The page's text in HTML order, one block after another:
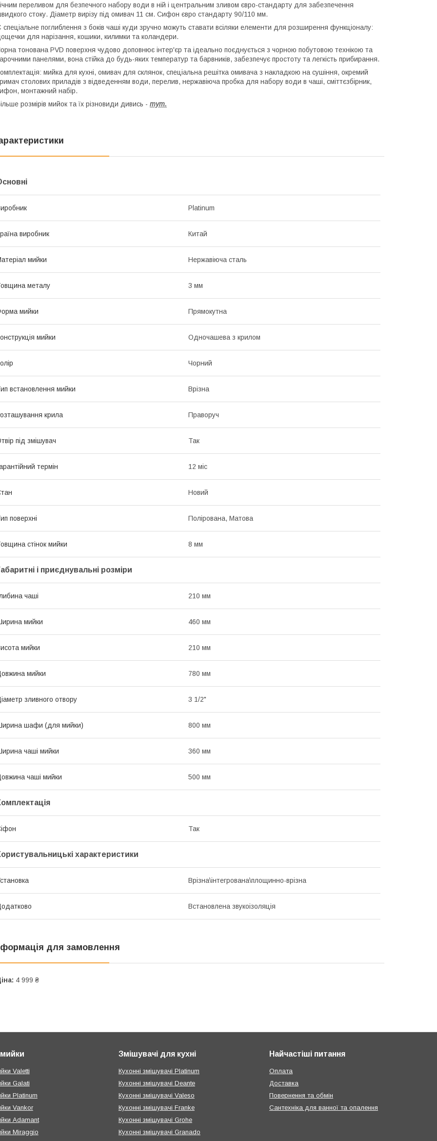
переливом для безпечного набору води в ній і центральним зливом євро-стандарту для забезпечення
стоку. Діаметр вирізу під омивач 11 см. Сифон євро стандарту 90/110 мм.
спеціальне поглиблення з боків чаші куди зручно можуть ставати всіляки елементи для розширення функціоналу:
для нарізання, кошики, килимки та коландери.
тонована PVD поверхня чудово доповнює інтер'єр та ідеально поєднується з чорною побутовою технікою та
панелями, вона стійка до будь-яких температур та барвників, забезпечує простоту та легкість прибирання.
мийка для кухні, омивач для склянок, спеціальна решітка омивача з накладкою на сушіння, окремий
столових приладів з відведенням води, перелив, нержавіюча пробка для набору води в чаші, сміттєзбірник,
монтажний набір.
розмірів мийок та їх різновиди дивись - тут.
Platinum
виробник Китай
мийки Нержавіюча сталь
металу 3 мм
мийки Прямокутна
мийки Одночашева з крилом
Чорний
встановлення мийки Врізна
крила Праворуч
під змішувач Так
термін 12 міс
Новий
поверхні Полірована, Матова
стінок мийки 8 мм
і приєднувальні розміри
чаші 210 мм
мийки 460 мм
мийки 210 мм
мийки 780 мм
зливного отвору 3 1/2"
шафи (для мийки) 800 мм
чаші мийки 360 мм
чаші мийки 500 мм
Так
характеристики
Врізна\інтегрована\площинно-врізна
Встановлена звукоізоляція
для замовлення
4 999 ₴
мийки
Valetti
Galati
Platinum
Vankor
Adamant
Miraggio
Змішувачі для кухні
Кухонні змішувачі Platinum
Кухонні змішувачі Deante
Кухонні змішувачі Valeso
Кухонні змішувачі Franke
Кухонні змішувачі Grohe
Кухонні змішувачі Granado
Найчастіші питання
Оплата
Доставка
Повернення та обмін
Сантехніка для ванної та опалення